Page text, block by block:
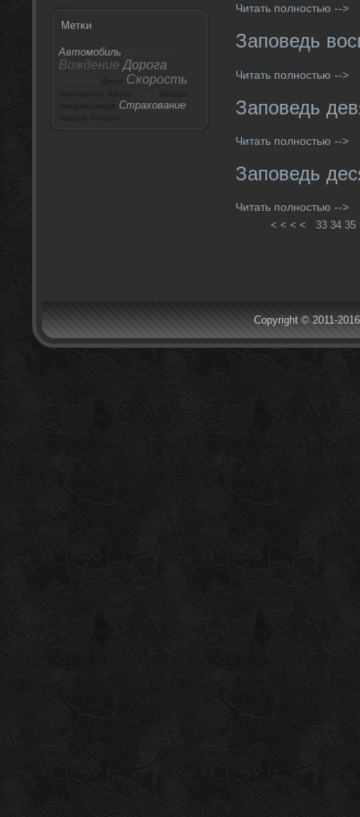
Метκи
Автомобиль
Вождение Дорога
Скорость
Страхование
Читать полностью -->
Заповедь
Читать полностью -->
Заповедь
Читать полностью -->
Заповедь
Читать полностью -->
< < < < 33 34 35
Copyright © 2011-